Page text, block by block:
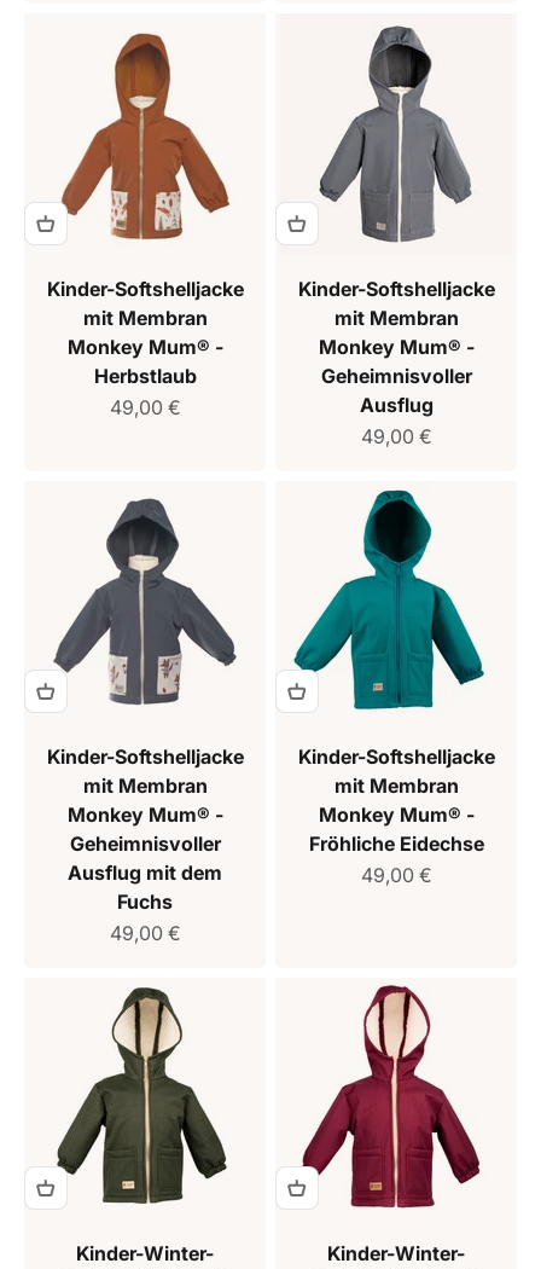
Kinder-Softshelljacke
mit Membran
Monkey Mum® -
Herbstlaub
Verkaufspreis
49,00 €
Kinder-Softshelljacke
mit Membran
Monkey Mum® -
Geheimnisvoller
Ausflug
Verkaufspreis
49,00 €
Kinder-Softshelljacke
mit Membran
Monkey Mum® -
Geheimnisvoller
Ausflug mit dem
Fuchs
Verkaufspreis
49,00 €
Kinder-Softshelljacke
mit Membran
Monkey Mum® -
Fröhliche Eidechse
Verkaufspreis
49,00 €
Kinder-Winter-
Kinder-Winter-